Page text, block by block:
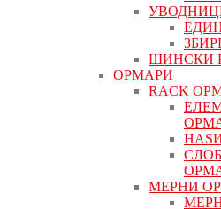
ШИНСКИ
ОРМАРИ
RACK
МЕРНИ